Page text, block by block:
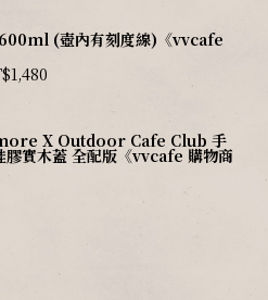
(壺內有刻度線)《vvcafe
1,480
X Outdoor Cafe Club 手
膠實木蓋 全配版《vvcafe 購物商